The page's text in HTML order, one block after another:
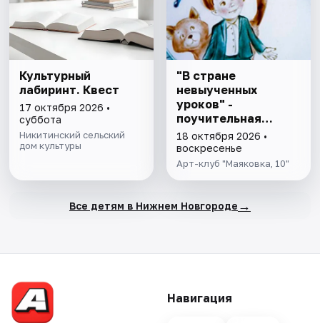
Культурный
лабиринт. Квест
17 октября 2026 •
суббота
Никитинский сельский
дом культуры
"В стране
невыученных
уроков" -
поучительная
песочная история
18 октября 2026 •
воскресенье
Арт-клуб "Маяковка, 10"
Все детям в Нижнем Новгороде →
Навигация